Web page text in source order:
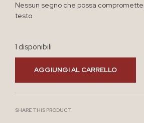
Nessun segno che possa
testo.
1 disponibili
AGGIUNGI AL CARRELLO
SHARE THIS PRODUCT